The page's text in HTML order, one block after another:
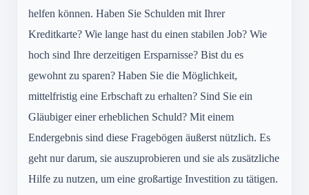
helfen können. Haben Sie Schulden mit Ihrer
Kreditkarte? Wie lange hast du einen stabilen Job? Wie
hoch sind Ihre derzeitigen Ersparnisse? Bist du es
gewohnt zu sparen? Haben Sie die Möglichkeit,
mittelfristig eine Erbschaft zu erhalten? Sind Sie ein
Gläubiger einer erheblichen Schuld? Mit einem
Endergebnis sind diese Fragebögen äußerst nützlich. Es
geht nur darum, sie auszuprobieren und sie als zusätzliche
Hilfe zu nutzen, um eine großartige Investition zu tätigen.